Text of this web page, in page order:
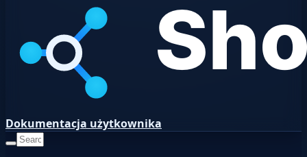
Dokumentacja użytkownika